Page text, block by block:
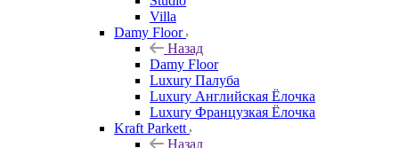
Villa
Damy Floor
Назад
Damy Floor
Luxury Палуба
Luxury Английская Ёлочка
Luxury Французкая Ёлочка
Kraft Parkett
Назад